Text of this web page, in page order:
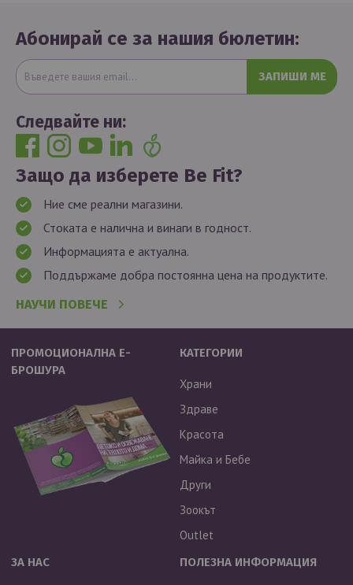
Абонирай се за нашия бюлетин:
ЗАПИШИ МЕ
Следвайте ни:
Защо да изберете Be Fit?
Ние сме реални магазини.
Стоката е налична и винаги в годност.
Информацията е актуална.
Поддържаме добра постоянна цена на продуктите.
НАУЧИ ПОВЕЧЕ
ПРОМОЦИОНАЛНА Е-
БРОШУРА
КАТЕГОРИИ
Храни
Здраве
Красота
Майка и Бебе
Други
Зоокът
Outlet
ЗА НАС ПОЛЕЗНА ИНФОРМАЦИЯ